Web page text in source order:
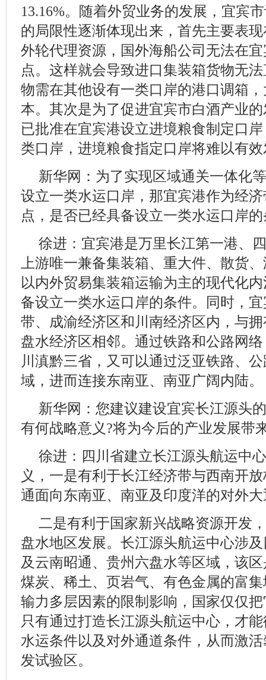
13.16%。随着外贸业务的发展，宜宾
的局限性逐渐体现出来，首先主要表
外轮代理资源，国外海船公司无法在
点。这样就会导致进口集装箱货物无
物需在其他设有一类口岸的港口调箱
本。其次是为了促进宜宾市白酒产业
已批准在宜宾港设立进境粮食制定口
类口岸，进境粮食指定口岸将难以有
新华网：为了实现区域通关一体化
设立一类水运口岸，那宜宾港作为经
点，是否已经具备设立一类水运口岸的
徐进：宜宾港是万里长江第一港、
上游唯一兼备集装箱、重大件、散货
以内外贸易集装箱运输为主的现代化
备设立一类水运口岸的条件。同时，
带、成渝经济区和川南经济区内，与
盘水经济区相邻。通过铁路和公路网
川滇黔三省，又可以通过泛亚铁路、
域，进而连接东南亚、南亚广阔内陆。
新华网：您建议建设宜宾长江源头
有何战略意义?将为今后的产业发展带
徐进：四川省建立长江源头航运中
义，一是有利于长江经济带与西南开
通面向东南亚、南亚及印度洋的对外
二是有利于国家新兴战略资源开发
盘水地区发展。长江源头航运中心涉
及云南昭通、贵州六盘水等区域，该
煤炭、稀土、页岩气、有色金属的富
输力多层因素的限制影响，国家仅仅
只有通过打造长江源头航运中心，才
水运条件以及对外通道条件，从而激
发试验区。